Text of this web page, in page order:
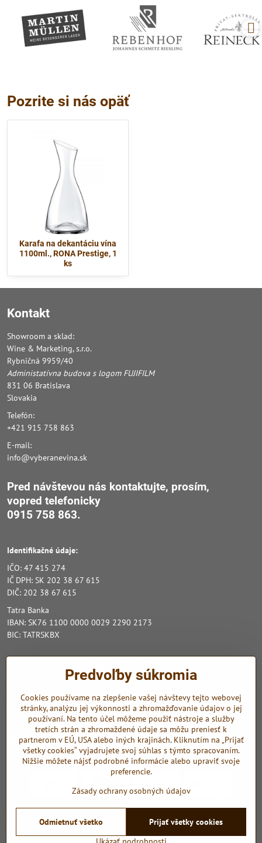
Pozrite si nás opäť
Karafa na dekantáciu vína
1100ml., RONA Prestige, 1
ks
Kontakt
Showroom a sklad:
Wine & Marketing, s.r.o.
Rybničná 9959/40
Administatívna budova s logom FUJIFILM
831 06 Bratislava
Slovakia
Telefón:
+421 915 758 863
E-mail:
info@vyberanevina.sk
Pred návštevou nás kontaktujte, prosím,
vopred telefonicky
0915 758 863.
Identifikačné údaje:
IČO: 47 415 274
IČ DPH: SK 202 38 67 615
DIČ: 202 38 67 615
Tatra Banka
IBAN: SK76 1100 0000 0029 2290 2173
BIC: TATRSKBX
Instagram Youtube
Odkazy
©
Copyright
Predvoľby súkromiaZásady ochrany osobných údajov
Predvoľby súkromia
Cookies používame na zlepšenie vašej návštevy tejto webovej
stránky, analýzu jej výkonnosti a zhromažďovanie údajov o jej
používaní. Na tento účel môžeme použiť nástroje a služby
tretích strán a zhromaždené údaje sa môžu preniesť k
partnerom v EÚ, USA alebo iných krajinách. Kliknutím na „Prijať
všetky cookies“ vyjadrujete svoj súhlas s týmto spracovaním.
Nižšie môžete nájsť podrobné informácie alebo upraviť svoje
preferencie.
Zásady ochrany osobných údajov
Prijať všetky cookies
Odmietnuť všetko